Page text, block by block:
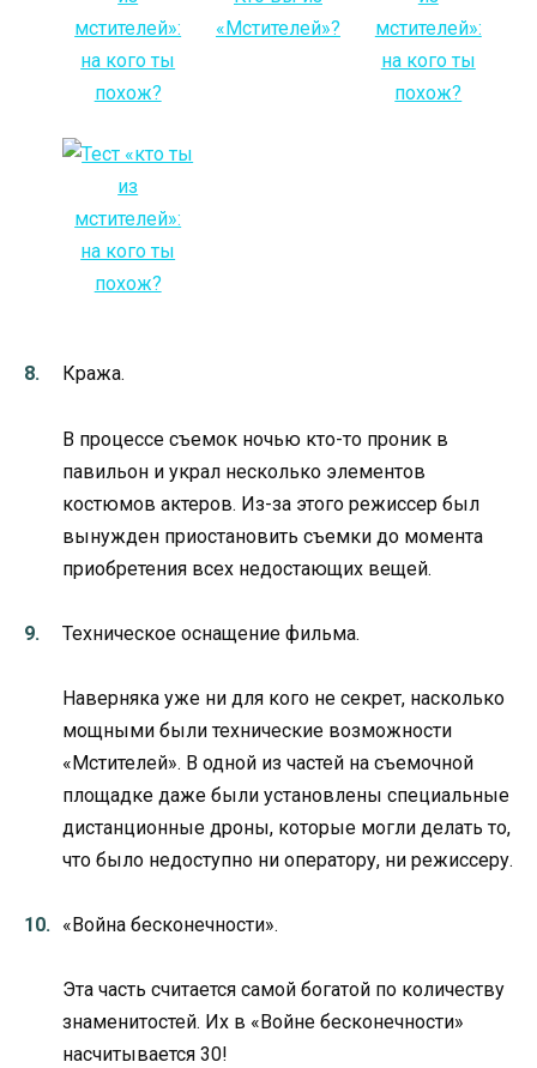
Кража.
В процессе съемок ночью кто-то проник в
павильон и украл несколько элементов
костюмов актеров. Из-за этого режиссер был
вынужден приостановить съемки до момента
приобретения всех недостающих вещей.
Техническое оснащение фильма.
Наверняка уже ни для кого не секрет, насколько
мощными были технические возможности
«Мстителей». В одной из частей на съемочной
площадке даже были установлены специальные
дистанционные дроны, которые могли делать то,
что было недоступно ни оператору, ни режиссеру.
«Война бесконечности».
Эта часть считается самой богатой по количеству
знаменитостей. Их в «Войне бесконечности»
насчитывается 30!